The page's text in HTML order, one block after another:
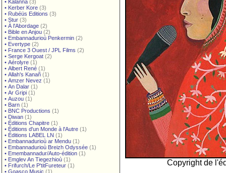
• Kalanna (3)
• Kerber Kore (3)
• Rubéüs Editions (3)
• Stur (3)
• À l'Abordage (2)
• Bible en Anjou (2)
• Embannadurioù Penkermin (2)
• Evertype (2)
• France 3 Ouest / JPL Films (2)
• Serge Kergoat (2)
• Aérolyre (1)
• Albert René (1)
• Allah's Kanañ (1)
• Amzer Nevez (1)
• An Dalar (1)
• Ar Gripi (1)
• Auzou (1)
• Barn (1)
• BNC Productions (1)
• Diwan (1)
• Éditions Chapitre (1)
• Éditions d'un Monde à l'Autre (1)
• Éditions LABEL LN (1)
• Embannadurioù ar Mendu (1)
• Embannadurioù Breizh Odyssée (1)
• Emembannadur/Auto-édition (1)
• Emglev An Tiegezhioù (1)
• Frifurch/Le P'titFureteur (1)
• Goasco Music (1)
Copyright de